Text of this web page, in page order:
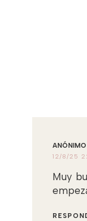
ANÓNIMO
12/8/25
Muy